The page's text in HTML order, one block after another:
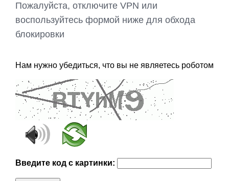
Пожалуйста, отключите VPN или
воспользуйтесь формой ниже для обхода
блокировки
Нам нужно убедиться, что вы не являетесь роботом
Введите код с картинки: